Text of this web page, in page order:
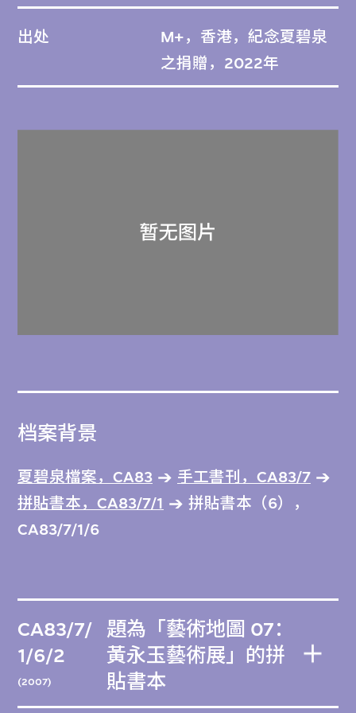
出处
M+，香港，紀念夏碧泉
之捐贈，2022年
档案背景
夏碧泉檔案，CA83
手工書刊，CA83/7
拼貼書本，CA83/7/1
拼貼書本（6），
CA83/7/1/6
CA83/7/
1/6/2
(2007)
題為「藝術地圖 07：
黃永玉藝術展」的拼
貼書本